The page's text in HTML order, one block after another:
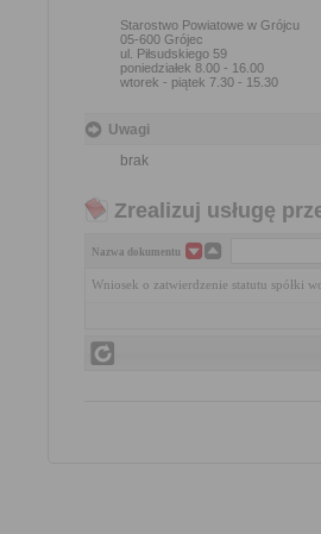
Starostwo Powiatowe w Grójcu
05-600 Grójec
ul. Piłsudskiego 59
poniedziałek 8.00 - 16.00
wtorek - piątek 7.30 - 15.30
Uwagi
brak
Zrealizuj usługę
Nazwa dokumentu
Wniosek o zatwierdzenie statutu spółki